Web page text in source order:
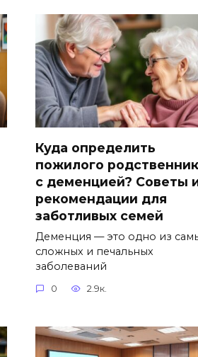
Куда определить
пожилого
с деменцией? Советы
рекомендации для
заботливых семей
Деменция — это одно из
сложных и печальных
заболеваний
0 2.9к.